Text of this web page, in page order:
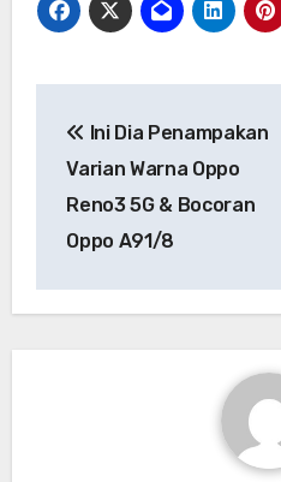
pos
Ini Dia Penampakan
Varian Warna Oppo
Reno3 5G & Bocoran
Oppo A91/8